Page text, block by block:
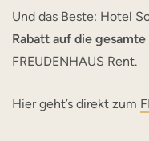
Und das Beste: Hotel
Rabatt auf die
FREUDENHAUS Rent.
Hier geht’s direkt zum